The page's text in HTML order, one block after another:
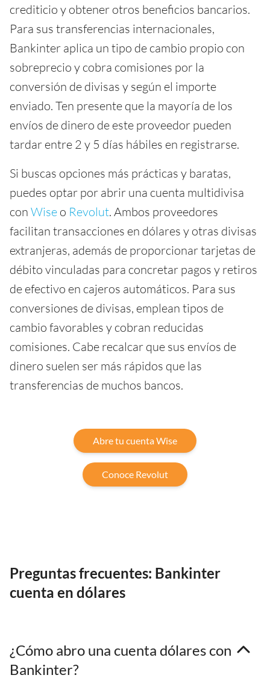
crediticio y obtener otros beneficios bancarios.
Para sus transferencias internacionales,
Bankinter aplica un tipo de cambio propio con
sobreprecio y cobra comisiones por la
conversión de divisas y según el importe
enviado. Ten presente que la mayoría de los
envíos de dinero de este proveedor pueden
tardar entre 2 y 5 días hábiles en registrarse.
Si buscas opciones más prácticas y baratas,
puedes optar por abrir una cuenta multidivisa
con Wise o Revolut. Ambos proveedores
facilitan transacciones en dólares y otras divisas
extranjeras, además de proporcionar tarjetas de
débito vinculadas para concretar pagos y retiros
de efectivo en cajeros automáticos. Para sus
conversiones de divisas, emplean tipos de
cambio favorables y cobran reducidas
comisiones. Cabe recalcar que sus envíos de
dinero suelen ser más rápidos que las
transferencias de muchos bancos.
Abre tu cuenta Wise
Conoce Revolut
Preguntas frecuentes: Bankinter
cuenta en dólares
¿Cómo abro una cuenta dólares con
Bankinter?